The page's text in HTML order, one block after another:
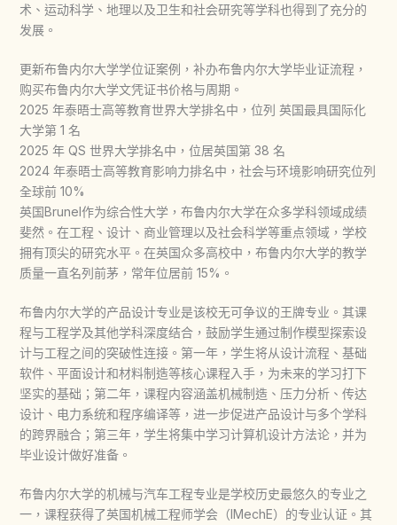
术、运动科学、地理以及卫生和社会研究等学科也得到了充分的
发展。
更新布鲁内尔大学学位证案例，补办布鲁内尔大学毕业证流程，
购买布鲁内尔大学文凭证书价格与周期。
2025 年泰晤士高等教育世界大学排名中，位列 英国最具国际化
大学第 1 名
2025 年 QS 世界大学排名中，位居英国第 38 名
2024 年泰晤士高等教育影响力排名中，社会与环境影响研究位列
全球前 10%
英国Brunel作为综合性大学，布鲁内尔大学在众多学科领域成绩
斐然。在工程、设计、商业管理以及社会科学等重点领域，学校
拥有顶尖的研究水平。在英国众多高校中，布鲁内尔大学的教学
质量一直名列前茅，常年位居前 15%。
布鲁内尔大学的产品设计专业是该校无可争议的王牌专业。其课
程与工程学及其他学科深度结合，鼓励学生通过制作模型探索设
计与工程之间的突破性连接。第一年，学生将从设计流程、基础
软件、平面设计和材料制造等核心课程入手，为未来的学习打下
坚实的基础；第二年，课程内容涵盖机械制造、压力分析、传达
设计、电力系统和程序编译等，进一步促进产品设计与多个学科
的跨界融合；第三年，学生将集中学习计算机设计方法论，并为
毕业设计做好准备。
布鲁内尔大学的机械与汽车工程专业是学校历史最悠久的专业之
一，课程获得了英国机械工程师学会（IMechE）的专业认证。其